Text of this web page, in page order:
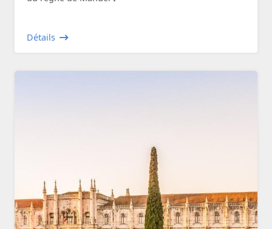
Détails